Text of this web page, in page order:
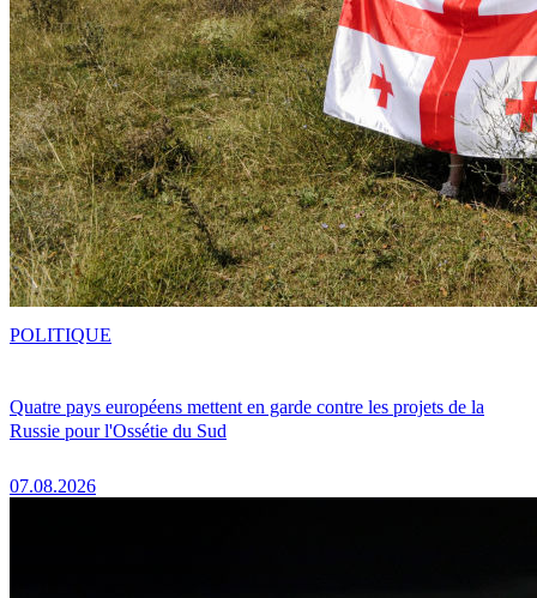
Quatre pays européens mettent en garde contre les projets de la
Russie pour l'Ossétie du Sud
07.08.2026
POLITIQUE